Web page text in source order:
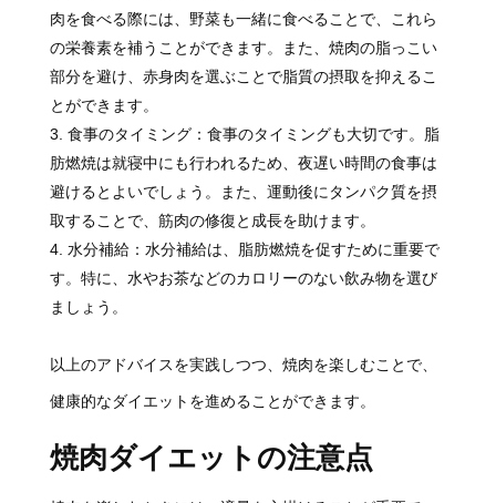
肉を食べる際には、野菜も一緒に食べることで、これら
の栄養素を補うことができます。また、焼肉の脂っこい
部分を避け、赤身肉を選ぶことで脂質の摂取を抑えるこ
とができます。
食事のタイミング：食事のタイミングも大切です。脂
肪燃焼は就寝中にも行われるため、夜遅い時間の食事は
避けるとよいでしょう。また、運動後にタンパク質を摂
取することで、筋肉の修復と成長を助けます。
水分補給：水分補給は、脂肪燃焼を促すために重要で
す。特に、水やお茶などのカロリーのない飲み物を選び
ましょう。
以上のアドバイスを実践しつつ、焼肉を楽しむことで、
健康的なダイエットを進めることができます。
焼肉ダイエットの注意点